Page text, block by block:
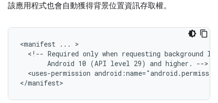
該應用程式也會自動獲得背景位置資訊存取權。
<manifest ...
<!-- Required only when requesting background
Android 10 (API level 29) and higher.
<uses-permission